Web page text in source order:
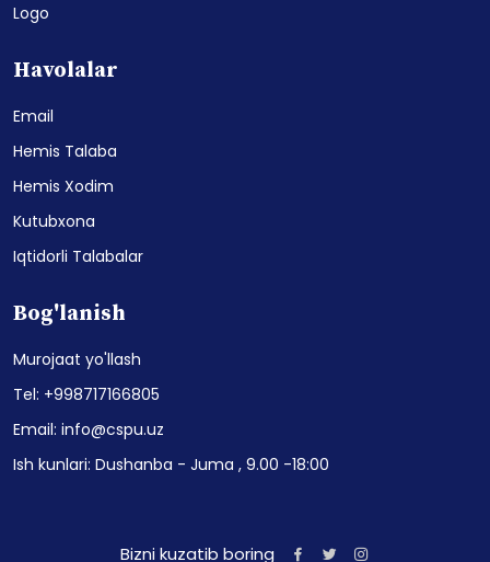
Logo
Havolalar
Email
Hemis Talaba
Hemis Xodim
Kutubxona
Iqtidorli Talabalar
Bog'lanish
Murojaat yo'llash
Tel: +998717166805
Email: info@cspu.uz
Ish kunlari: Dushanba - Juma , 9.00 -18:00
Bizni kuzatib boring